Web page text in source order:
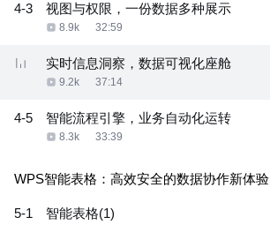
4-3 视图与权限，一份数据多种展示
8.9k 32:59
实时信息洞察，数据可视化座舱
9.2k 37:14
4-5 智能流程引擎，业务自动化运转
8.3k 33:39
WPS智能表格：高效安全的数据协作新体验
5-1 智能表格(1)